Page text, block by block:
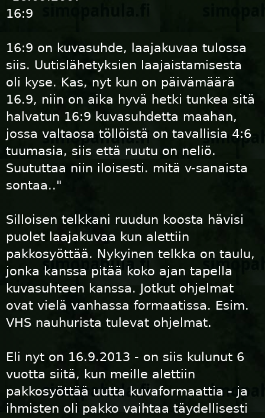
16:9
16:9 on kuvasuhde, laajakuvaa tulossa
siis. Uutislähetyksien laajaistamisesta
oli kyse. Kas, nyt kun on päivämäärä
16.9, niin on aika hyvä hetki tunkea sitä
halvatun 16:9 kuvasuhdetta maahan,
jossa valtaosa töllöistä on tavallisia 4:6
tuumasia, siis että ruutu on neliö.
Suututtaa niin iloisesti. mitä v-sanaista
sontaa.."
Silloisen telkkani ruudun koosta hävisi
puolet laajakuvaa kun alettiin
pakkosyöttää. Nykyinen telkka on taulu,
jonka kanssa pitää koko ajan tapella
kuvasuhteen kanssa. Jotkut ohjelmat
ovat vielä vanhassa formaatissa. Esim.
VHS nauhurista tulevat ohjelmat.
Eli nyt on 16.9.2013 - on siis kulunut 6
vuotta siitä, kun meille alettiin
pakkosyöttää uutta kuvaformaattia - ja
ihmisten oli pakko vaihtaa täydellisesti